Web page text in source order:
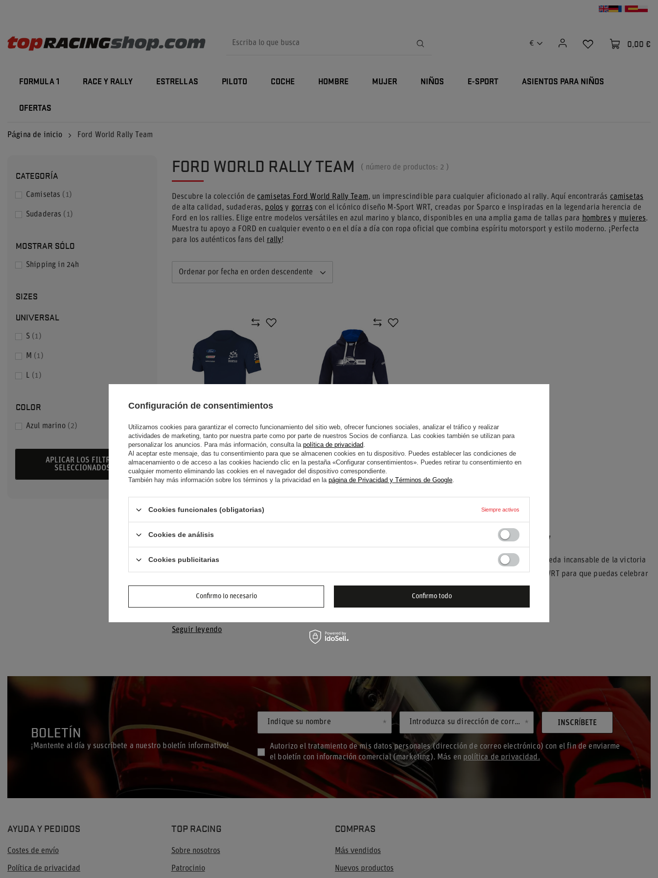
€ 0,00 €
FORMULA 1 RACE Y RALLY ESTRELLAS PILOTO COCHE HOMBRE MUJER NIÑOS E-SPORT ASIENTOS PARA NIÑOS
OFERTAS
Página de inicio Ford World Rally Team
CATEGORÍA
Camisetas 1
Sudaderas 1
MOSTRAR SÓLO
Shipping in 24h
SIZES
UNIVERSAL
S 1
M 1
L 1
COLOR
Azul marino 2
APLICAR LOS FILTROS
SELECCIONADOS
FORD WORLD RALLY TEAM ( número de productos: 2 )
Descubre la colección de camisetas Ford World Rally Team, un imprescindible para cualquier aficionado al rally. Aquí encontrarás camisetas
de alta calidad, sudaderas, polos y gorras con el icónico diseño M-Sport WRT, creadas por Sparco e inspiradas en la legendaria herencia de
Ford en los rallies. Elige entre modelos versátiles en azul marino y blanco, disponibles en una amplia gama de tallas para hombres y mujeres.
Muestra tu apoyo a FORD en cualquier evento o en el día a día con ropa oficial que combina espíritu motorsport y estilo moderno. ¡Perfecta
para los auténticos fans del rally!
Ordenar por fecha en orden descendente
CAMISETA DE HOMBRE TEAM
M-SPORT SPARCO AZUL
OSCURO
SUDADERA CON CAPUCHA CAR
M-SPORT SPARCO AZUL
OSCURO
Ford World Rally Team – Merchandising oficial para auténticos fans del rally
El Ford World Rally Team (M-Sport WRT) es un icono en la historia del rally internacional, conocido por su búsqueda incansable de la victoria
y su innovación técnica. En Top Racing Shop reunimos una selección cuidada de merchandising oficial M-Sport WRT para que puedas celebrar
cada día los logros legendarios de Ford y su estilo motorsport inconfundible.
Ropa auténtica inspirada en la herencia rally de Ford
Seguir leyendo
BOLETÍN
¡Mantente al día y suscríbete a nuestro boletín informativo!
Indique su nombre Introduzca su dirección de correo electrónico
Autorizo el tratamiento de mis datos personales (dirección de correo electrónico) con el fin de enviarme
el boletín con información comercial (marketing). Más en política de privacidad.
INSCRÍBETE
AYUDA Y PEDIDOS
Costes de envío
Política de privacidad
TOP RACING
Sobre nosotros
Patrocinio
COMPRAS
Más vendidos
Nuevos productos
Configuración de consentimientos
Utilizamos cookies para garantizar el correcto funcionamiento del sitio web, ofrecer funciones sociales, analizar el tráfico y realizar
actividades de marketing, tanto por nuestra parte como por parte de nuestros Socios de confianza. Las cookies también se utilizan para
personalizar los anuncios. Para más información, consulta la política de privacidad.
Al aceptar este mensaje, das tu consentimiento para que se almacenen cookies en tu dispositivo. Puedes establecer las condiciones de
almacenamiento o de acceso a las cookies haciendo clic en la pestaña «Configurar consentimientos». Puedes retirar tu consentimiento en
cualquier momento eliminando las cookies en el navegador del dispositivo correspondiente.
También hay más información sobre los términos y la privacidad en la página de Privacidad y Términos de Google.
Cookies funcionales (obligatorias) Siempre activos
Cookies de análisis
Cookies publicitarias
Confirmo lo necesario Confirmo todo